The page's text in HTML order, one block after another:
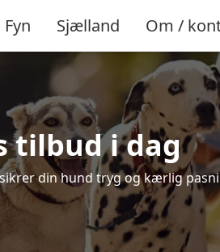
Fyn Sjælland Om /
tilbud i dag
din hund tryg og kærlig